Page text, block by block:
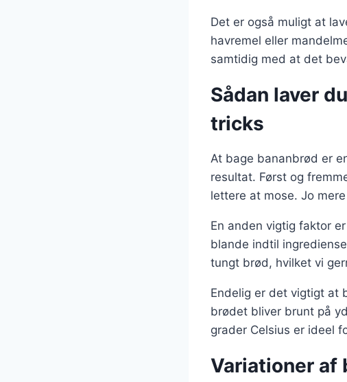
Det er også muligt at
havremel eller
samtidig med at det
Sådan laver
tricks
At bage bananbrød er
resultat. Først og
lettere at mose. Jo
En anden vigtig faktor
blande indtil
tungt brød, hvilket vi
Endelig er det vigtigt at
brødet bliver brunt på
grader Celsius er ideel
Variationer af